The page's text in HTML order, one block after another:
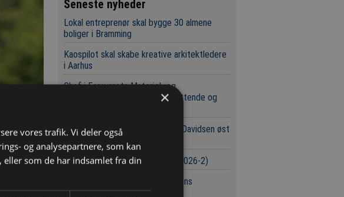
Seneste nyheder
Lokal entreprenør skal bygge 30 almene
boliger i Bramming
Kaospilot skal skabe kreative arkitektledere
i Aarhus
Chef i Forsvarets Materiel- og
Indkøbsstyrelse tiltalt for omfattende og
Det bliver lettere at handle hos Davidsen øst
for Storebælt
Konkurser i byggeriet (Uge 32/2026-2)
Tre hold kæmper om Svanemøllens
Skybrudstunnel
×
vores trafik. Vi deler også
og analysepartnere, som kan
som de har indsamlet fra din